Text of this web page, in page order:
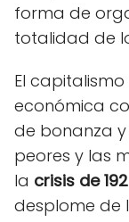
forma de
totalidad de
El
económica
de bonanza y
peores y las
la crisis de
desplome de